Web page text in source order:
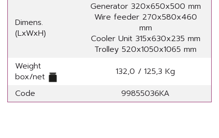
Dimens.
(LxWxH)
Generator 320x650x500 mm
Wire feeder 270x580x460
mm
Cooler Unit 315x630x235 mm
Trolley 520x1050x1065 mm
Weight
box/net
132,0 / 125,3 Kg
Code
99855036KA